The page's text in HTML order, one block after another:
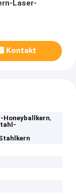
Laser-
Kontakt
Honeyballkern,